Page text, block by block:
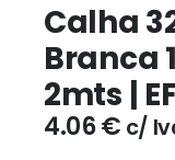
Calha
Branca
2mts |
4.06€ c/